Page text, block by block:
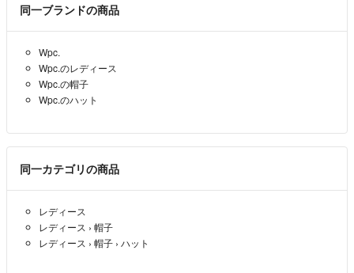
ま発送致しますのでご了承下さい。
⚠️賞味期限や消費期限の迫ったものは出来る限り最新の商品に更新して
発送致しますのでご理解下さい。
⚠️他のサイトにも出品しておりますので突然の削除や深夜、早朝の購入
は購入が重なりご購入後にキャンセルをお願いする場合があります。申
し訳ありませんがその際はご了承下さい。よろしくお願いします。
🐶ペット無・🚭喫煙者無
ジプロックなどに入れて保管
同一ブランドの商品
Wpc.
Wpc.のレディース
Wpc.の帽子
Wpc.のハット
同一カテゴリの商品
レディース
レディース › 帽子
レディース › 帽子 › ハット